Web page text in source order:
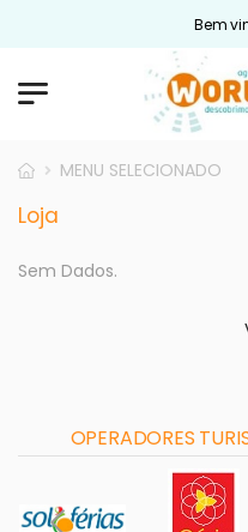
Bem
MENU SELECIONADO
Loja
Sem Dados.
OPERADORES